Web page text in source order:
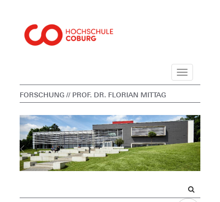
Navigation
FORSCHUNG // PROF. DR. FLORIAN MITTAG